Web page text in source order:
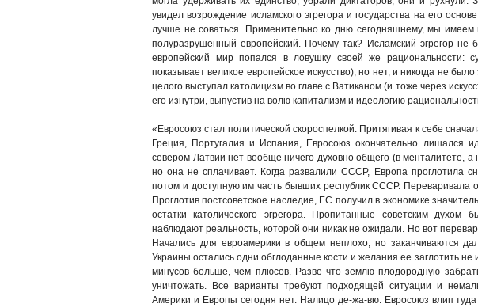
увидел возрождение исламского эгрегора и государства на его
лучше не соваться. Применительно ко дню сегодняшнему, мы имеем
полуразрушенный европейский. Почему так? Исламский эгрегор
европейский мир попался в ловушку своей же рациональности:
показывает великое европейское искусство), но нет, и никогда не
целого выступал католицизм во главе с Ватиканом (и тоже через
его изнутри, выпустив на волю капитализм и идеологию
«Евросоюз стал политической скороспелкой. Притягивая к себе
Греция, Португалия и Испания, Евросоюз окончательно лишался
севером Латвии нет вообще ничего духовно общего (в менталитете, а
но она не сплачивает. Когда развалили СССР, Европа проглотила
потом и доступную им часть бывших республик СССР. Переваривала
Проглотив постсоветское наследие, ЕС получил в экономике
остатки католического эгрегора. Пропитанные советским
наблюдают реальность, которой они никак не ожидали. Но вот
Начались для евроамерики в общем неплохо, но заканчиваются
Украины остались одни обглоданные кости и желания ее заглотить
минусов больше, чем плюсов. Разве что землю плодородную
уничтожать. Все варианты требуют подходящей ситуации и
Америки и Европы сегодня нет. Налицо де-жа-вю. Евросоюз влип